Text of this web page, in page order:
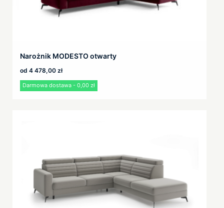
Narożnik MODESTO otwarty
od 4 478,00 zł
Darmowa dostawa - 0,00 zł